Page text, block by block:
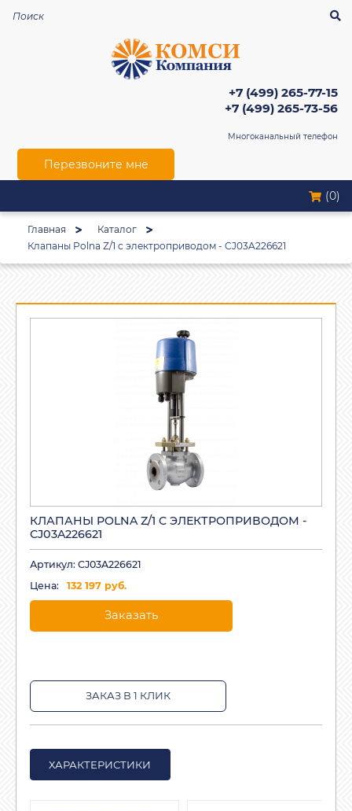
+7 (499) 265-77-15
+7 (499) 265-73-56
Многоканальный телефон
Перезвоните мне
(0)
Главная
Каталог
Клапаны Polna Z/1 c электроприводом - CJ03A226621
КЛАПАНЫ POLNA Z/1 C ЭЛЕКТРОПРИВОДОМ -
CJ03A226621
Артикул: CJ03A226621
Цена:
132 197 руб.
Заказать
ЗАКАЗ В 1 КЛИК
ХАРАКТЕРИСТИКИ